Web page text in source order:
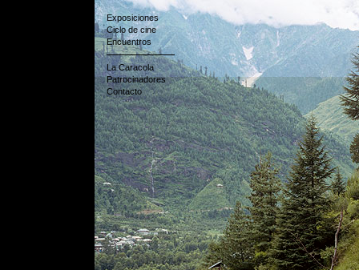
Exposiciones
Ciclo de cine
Encuentros
La Caracola
Patrocinadores
Contacto